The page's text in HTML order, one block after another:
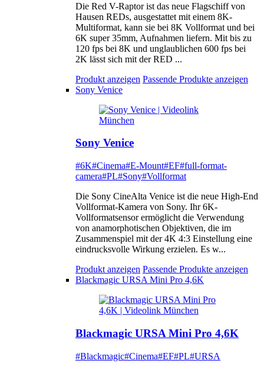
Die Red V-Raptor ist das neue Flagschiff von
Hausen REDs, ausgestattet mit einem 8K-
Multiformat, kann sie bei 8K Vollformat und bei
6K super 35mm, Aufnahmen liefern. Mit bis zu
120 fps bei 8K und unglaublichen 600 fps bei
2K lässt sich mit der RED ...
Produkt anzeigen Passende Produkte anzeigen
Sony Venice
Sony Venice
#6K#Cinema#E-Mount#EF#full-format-
camera#PL#Sony#Vollformat
Die Sony CineAlta Venice ist die neue High-End
Vollformat-Kamera von Sony. Ihr 6K-
Vollformatsensor ermöglicht die Verwendung
von anamorphotischen Objektiven, die im
Zusammenspiel mit der 4K 4:3 Einstellung eine
eindrucksvolle Wirkung erzielen. Es w...
Produkt anzeigen Passende Produkte anzeigen
Blackmagic URSA Mini Pro 4,6K
Blackmagic URSA Mini Pro 4,6K
#Blackmagic#Cinema#EF#PL#URSA